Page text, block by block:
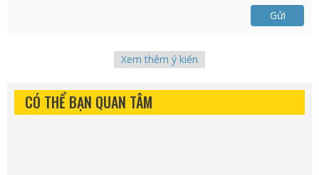
Gửi
Xem thêm ý kiến
CÓ THỂ BẠN QUAN TÂM